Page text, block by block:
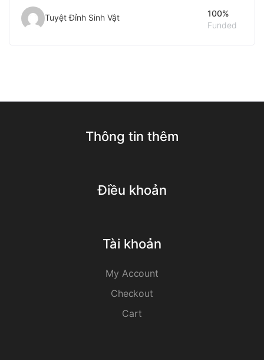
Tuyệt Đỉnh Sinh Vật
100%
Funded
Thông tin thêm
Điều khoản
Tài khoản
My Account
Checkout
Cart